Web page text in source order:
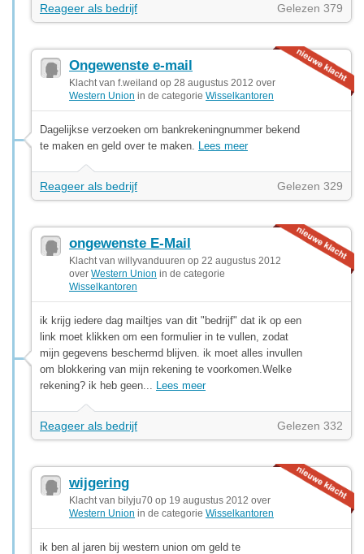
Reageer als bedrijf Gelezen 379
Ongewenste e-mail
Klacht van f.weiland op 28 augustus 2012 over
Western Union in de categorie Wisselkantoren
Dagelijkse verzoeken om bankrekeningnummer bekend
te maken en geld over te maken. Lees meer
Reageer als bedrijf Gelezen 329
ongewenste E-Mail
Klacht van willyvanduuren op 22 augustus 2012
over Western Union in de categorie
Wisselkantoren
ik krijg iedere dag mailtjes van dit "bedrijf" dat ik op een
link moet klikken om een formulier in te vullen, zodat
mijn gegevens beschermd blijven. ik moet alles invullen
om blokkering van mijn rekening te voorkomen.Welke
rekening? ik heb geen... Lees meer
Reageer als bedrijf Gelezen 332
wijgering
Klacht van bilyju70 op 19 augustus 2012 over
Western Union in de categorie Wisselkantoren
ik ben al jaren bij western union om geld te